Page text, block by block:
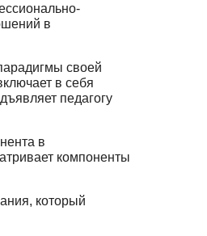
в
своей
в себя
педагогу
в
ком­поненты
который